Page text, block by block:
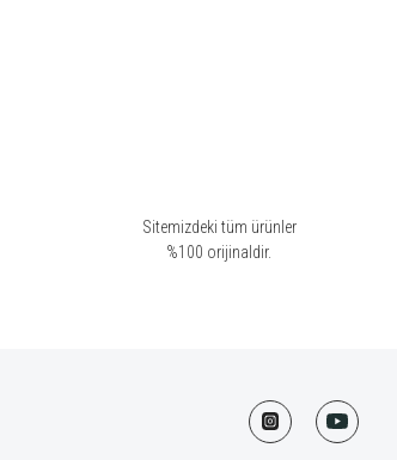
Sitemizdeki tüm ürünler
%100 orijinaldir.